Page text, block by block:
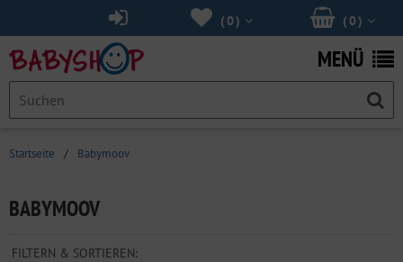
(0 )
(0 )
MENÜ
Startseite / Babymoov
BABYMOOV
FILTERN & SORTIEREN: